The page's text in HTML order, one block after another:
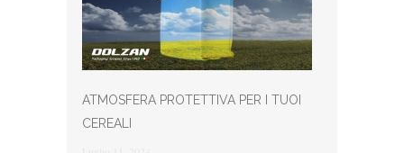
ATMOSFERA PROTETTIVA PER I TUOI
CEREALI